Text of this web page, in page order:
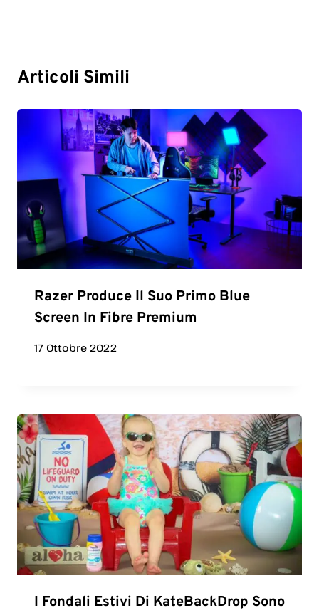
Articoli Simili
Razer Produce Il Suo Primo Blue
Screen In Fibre Premium
17 Ottobre 2022
I Fondali Estivi Di KateBackDrop Sono